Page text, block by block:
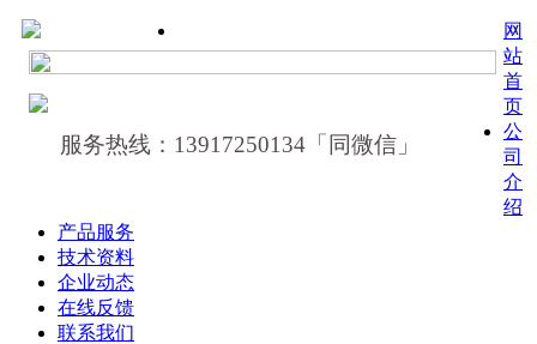
服务热线：13917250134「同微信」
网
站
首
页
公
司
介
绍
产品服务
技术资料
企业动态
在线反馈
联系我们